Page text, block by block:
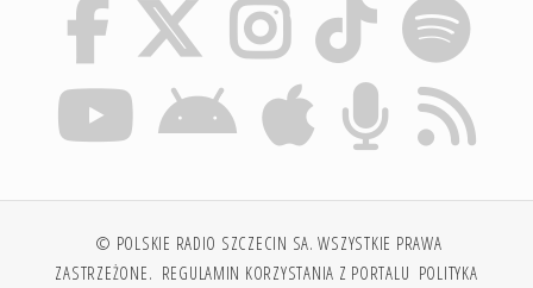
© POLSKIE RADIO SZCZECIN SA. WSZYSTKIE PRAWA
ZASTRZEŻONE. REGULAMIN KORZYSTANIA Z PORTALU POLITYKA